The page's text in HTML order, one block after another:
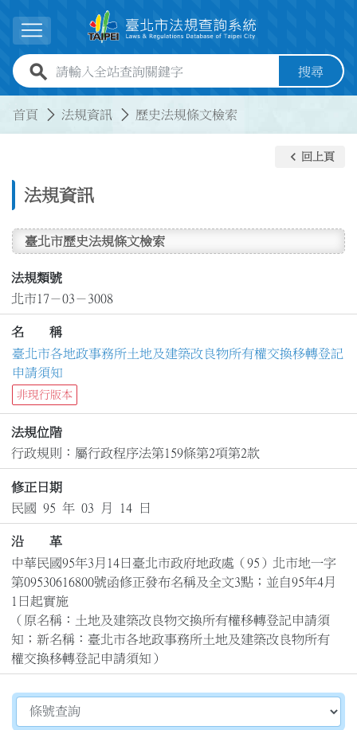
展開選單
全站查詢關鍵字欄位 搜尋
首頁 法規資訊 歷史法規條文檢索
法規資訊
keyboard_arrow_left 回上頁
臺北市歷史法規條文檢索
法規類號
北市17－03－3008
名 稱
臺北市各地政事務所土地及建築改良物所有權交換移轉登記
申請須知
非現行版本
法規位階
行政規則：屬行政程序法第159條第2項第2款
修正日期
民國 95 年 03 月 14 日
沿 革
中華民國95年3月14日臺北市政府地政處（95）北市地一字
第09530616800號函修正發布名稱及全文3點；並自95年4月
1日起實施
（原名稱：土地及建築改良物交換所有權移轉登記申請須
知；新名稱：臺北市各地政事務所土地及建築改良物所有
權交換移轉登記申請須知）
切換選擇法規資訊內容